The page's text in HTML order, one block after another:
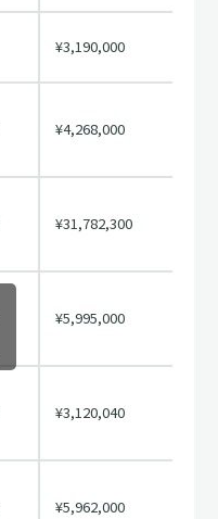
¥3,190,000
¥4,268,000
¥31,782,300
¥5,995,000
¥3,120,040
¥5,962,000